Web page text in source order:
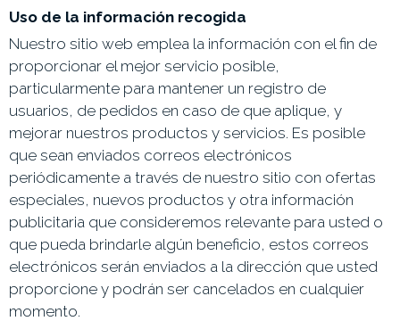
Uso de la información recogida
Nuestro sitio web emplea la información con el fin de
proporcionar el mejor servicio posible,
particularmente para mantener un registro de
usuarios, de pedidos en caso de que aplique, y
mejorar nuestros productos y servicios. Es posible
que sean enviados correos electrónicos
periódicamente a través de nuestro sitio con ofertas
especiales, nuevos productos y otra información
publicitaria que consideremos relevante para usted o
que pueda brindarle algún beneficio, estos correos
electrónicos serán enviados a la dirección que usted
proporcione y podrán ser cancelados en cualquier
momento.